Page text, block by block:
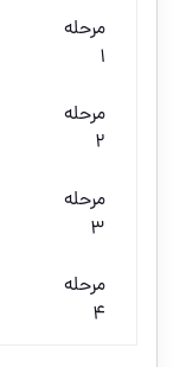
مرحله
۱
مرحله
۲
مرحله
۳
مرحله
۴